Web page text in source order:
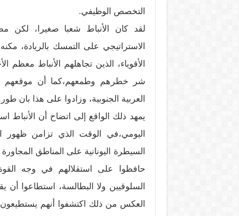
التخصص الوظيفي.
لقد كان الأنباط شعبا صغيرا، لكن
الاستراتيجي على التمسك بالريادة،
الأقوياء، الذين تجاهلهم الأنباط معظم
شر خطرهم وطمعهم،كما أن موقعهم
العربية الجنوبية، وزادوا على هذا بان
يمهد ذلك الواقع إلى اتضاح أن الأنباط
اليومي،في الوقت الذي تزامن
السيطرة اليونانية على المناطق
حافظوا على استقلالهم في وجه
السلوقيين ولا البطالسة، استطاعوا
العكس من ذلك اكتشفوا أنهم